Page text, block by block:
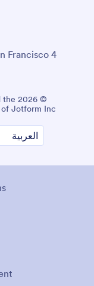
Francisco
the
Jotform Inc.